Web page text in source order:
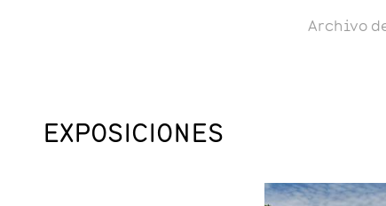
Archivo
EXPOSICIONES